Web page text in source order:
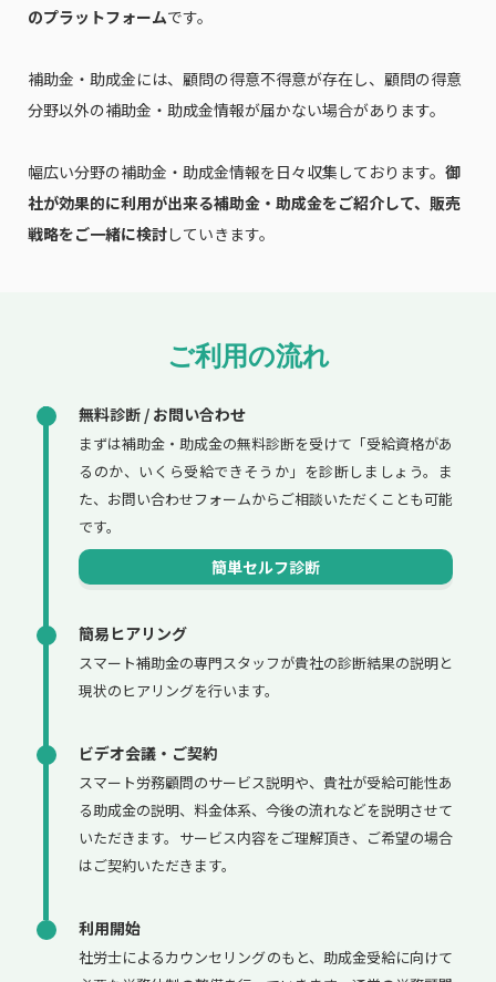
のプラットフォームです。
補助金・助成金には、顧問の得意不得意が存在し、顧問の得意
分野以外の補助金・助成金情報が届かない場合があります。
幅広い分野の補助金・助成金情報を日々収集しております。 御
社が効果的に利用が出来る補助金・助成金をご紹介して、販売
戦略をご一緒に検討していきます。
ご利用の流れ
無料診断 / お問い合わせ
まずは補助金・助成金の無料診断を受けて「受給資格があ
るのか、いくら受給できそうか」を診断しましょう。ま
た、お問い合わせフォームからご相談いただくことも可能
です。
簡単セルフ診断
簡易ヒアリング
スマート補助金の専門スタッフが貴社の診断結果の説明と
現状のヒアリングを行います。
ビデオ会議・ご契約
スマート労務顧問のサービス説明や、貴社が受給可能性あ
る助成金の説明、料金体系、今後の流れなどを説明させて
いただきます。サービス内容をご理解頂き、ご希望の場合
はご契約いただきます。
利用開始
社労士によるカウンセリングのもと、助成金受給に向けて